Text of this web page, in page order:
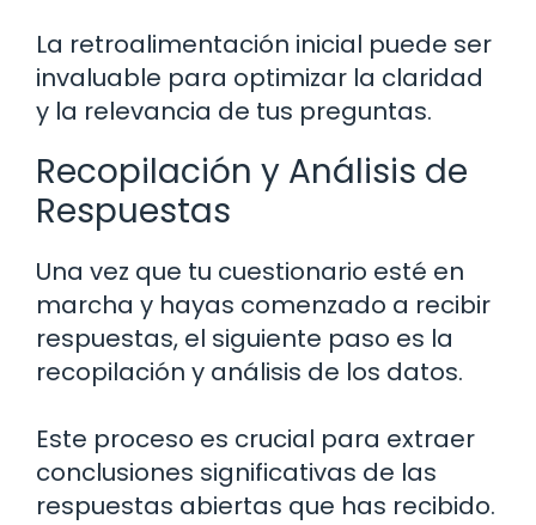
La retroalimentación inicial puede ser
invaluable para optimizar la claridad
y la relevancia de tus preguntas.
Recopilación y Análisis de
Respuestas
Una vez que tu cuestionario esté en
marcha y hayas comenzado a recibir
respuestas, el siguiente paso es la
recopilación y análisis de los datos.
Este proceso es crucial para extraer
conclusiones significativas de las
respuestas abiertas que has recibido.